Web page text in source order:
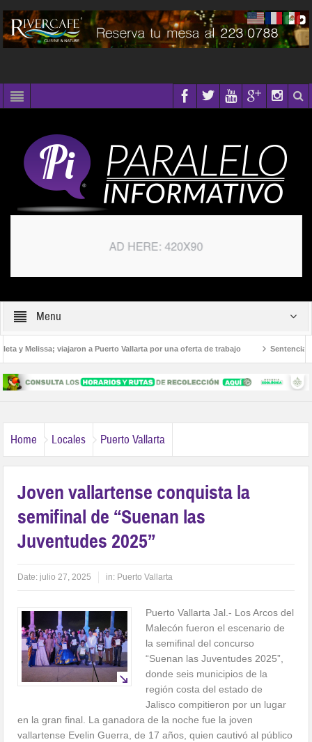
Menu
y Melissa; viajaron a Puerto Vallarta por una oferta de trabajo Sentencian a
Home Locales Puerto Vallarta
Joven vallartense conquista la
semifinal de “Suenan las
Juventudes 2025”
Date: julio 27, 2025 in: Puerto Vallarta
Puerto Vallarta Jal.- Los Arcos del
Malecón fueron el escenario de
la semifinal del concurso
“Suenan las Juventudes 2025”,
donde seis municipios de la
región costa del estado de
Jalisco compitieron por un lugar
en la gran final. La ganadora de la noche fue la joven
vallartense Evelin Guerra, de 17 años, quien cautivó al público